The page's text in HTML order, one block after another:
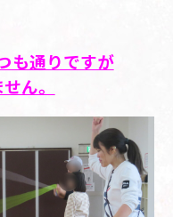
も通りですが
ん。